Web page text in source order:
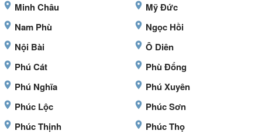
Minh Châu
Mỹ Đức
Nam Phù
Ngọc Hồi
Nội Bài
Ô Diên
Phú Cát
Phù Đổng
Phú Nghĩa
Phú Xuyên
Phúc Lộc
Phúc Sơn
Phúc Thịnh
Phúc Thọ